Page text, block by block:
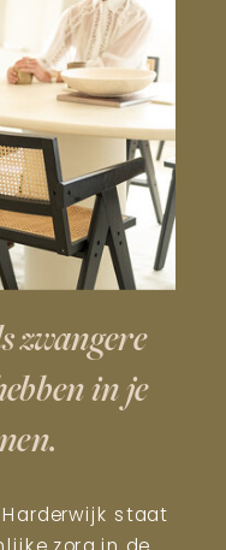
staat
zwangere
in je